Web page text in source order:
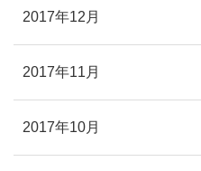
2017年12月
2017年11月
2017年10月